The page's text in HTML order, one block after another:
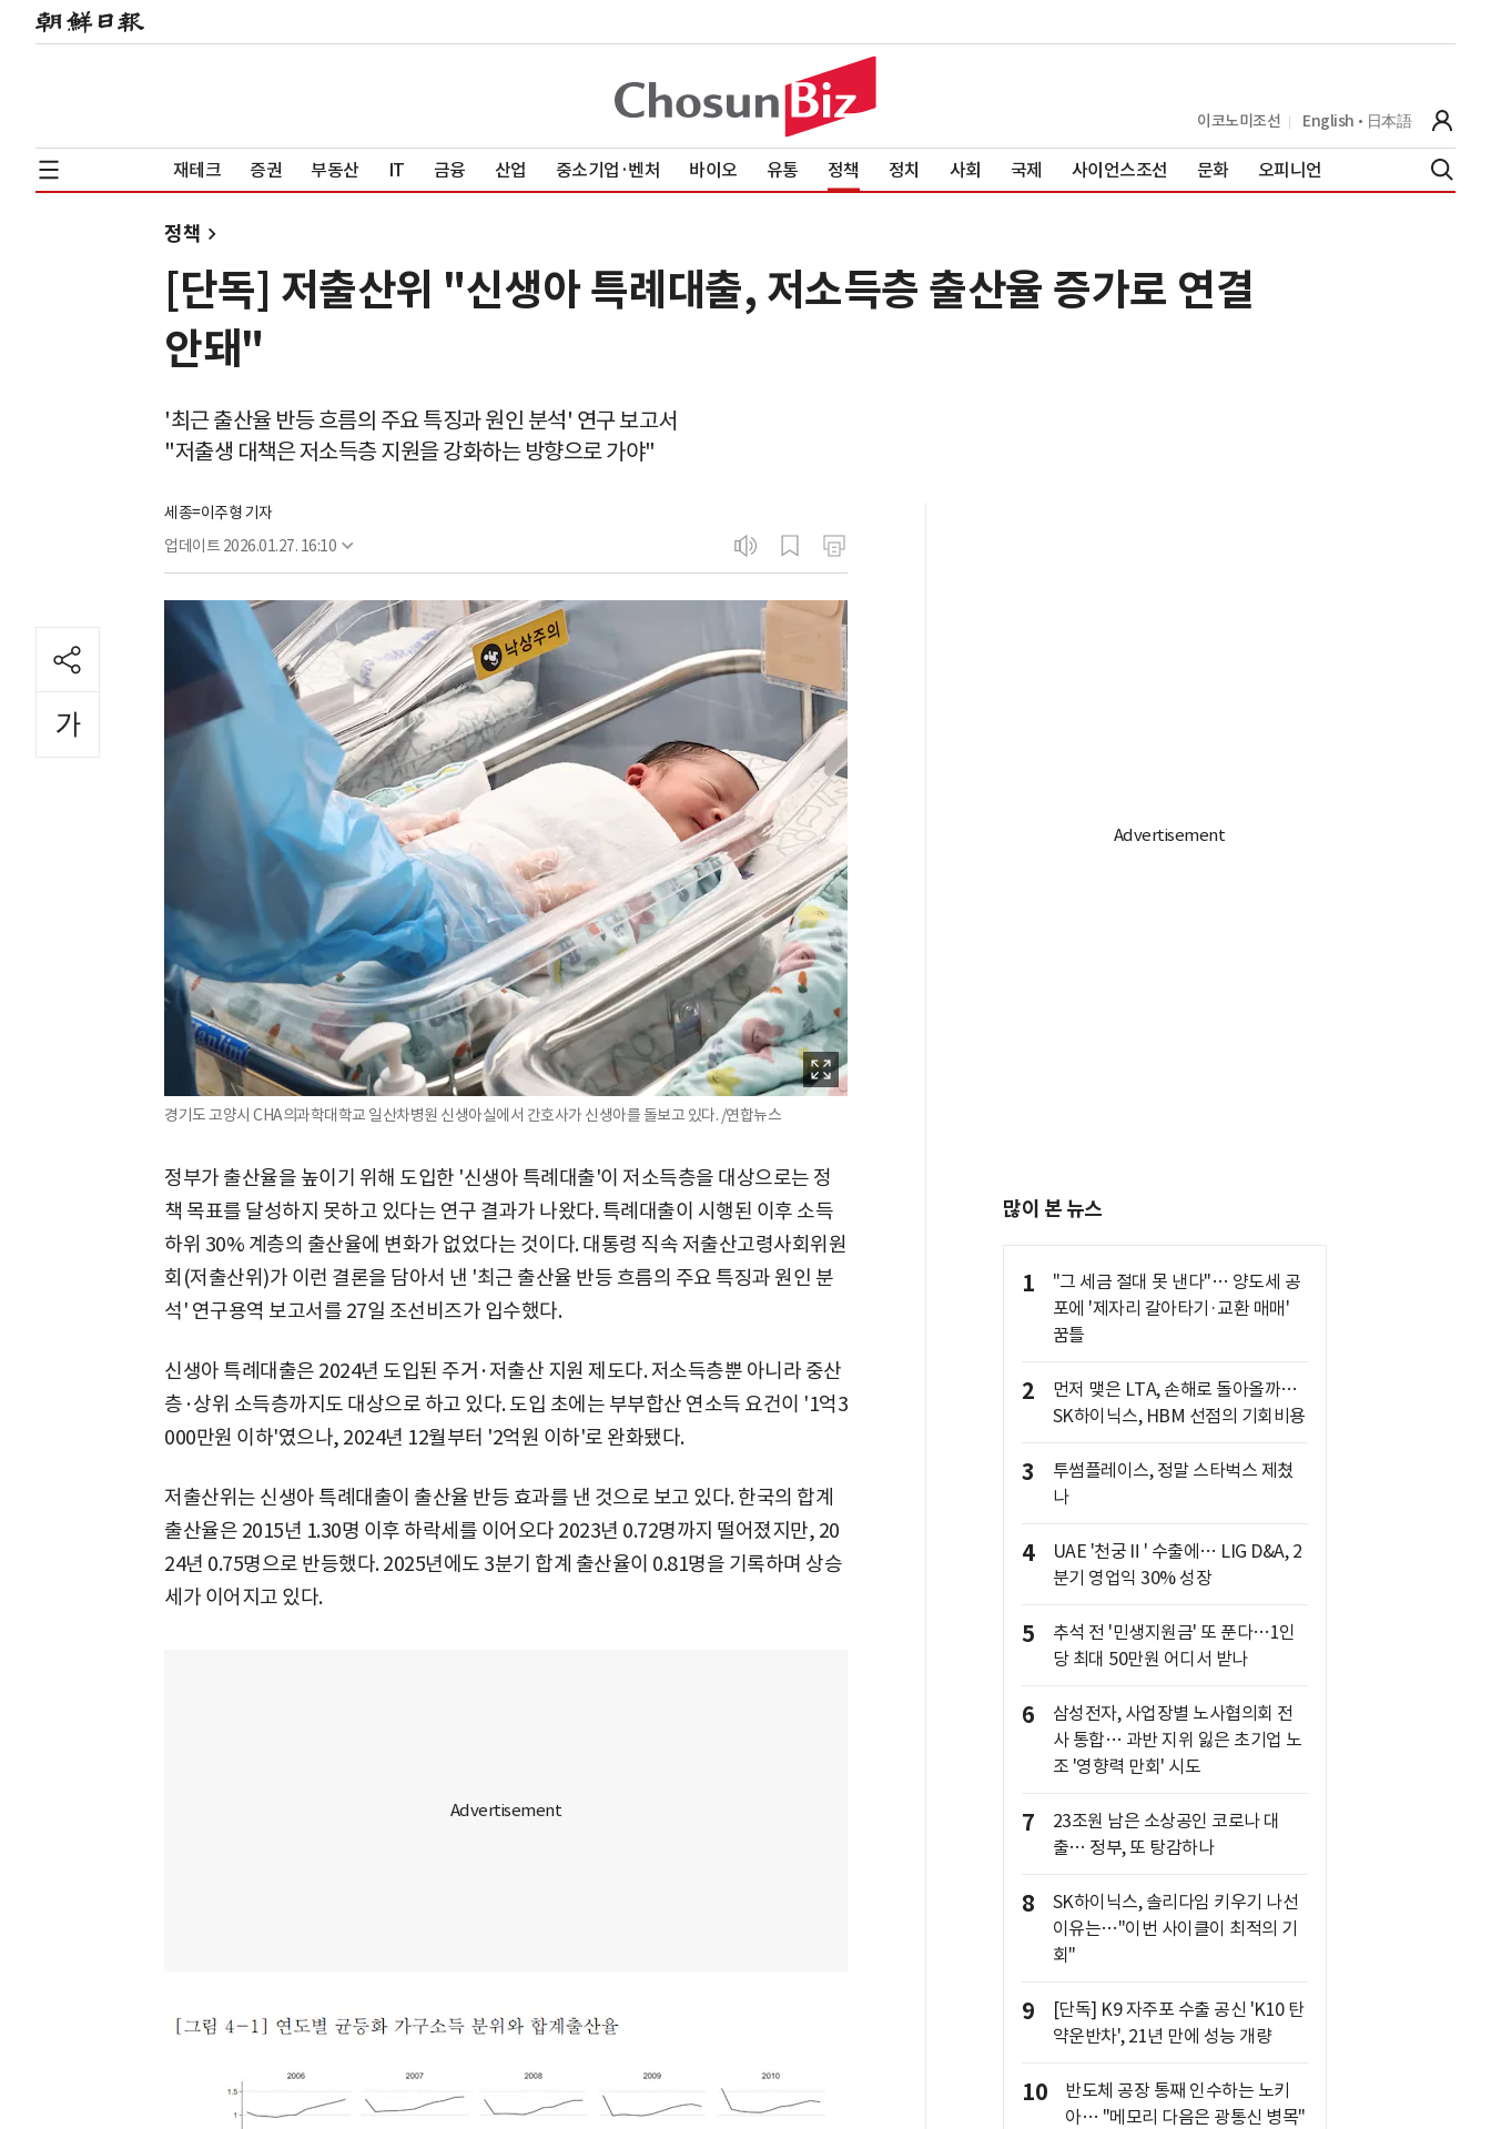
이코노미조선 English 日本語
재테크 증권 부동산 IT 금융 산업 중소기업·벤처 바이오 유통 정책 정치 사회 국제 사이언스조선 문화 오피니언
정책
[단독] 저출산위 "신생아 특례대출, 저소득층 출산율 증가로 연결
안돼"
'최근 출산율 반등 흐름의 주요 특징과 원인 분석' 연구 보고서
"저출생 대책은 저소득층 지원을 강화하는 방향으로 가야"
세종=이주형 기자
업데이트 2026.01.27. 16:10
경기도 고양시 CHA의과학대학교 일산차병원 신생아실에서 간호사가 신생아를 돌보고 있다. /연합뉴스
정부가 출산율을 높이기 위해 도입한 '신생아 특례대출'이 저소득층을 대상으로는 정
책 목표를 달성하지 못하고 있다는 연구 결과가 나왔다. 특례대출이 시행된 이후 소득
하위 30% 계층의 출산율에 변화가 없었다는 것이다. 대통령 직속 저출산고령사회위원
회(저출산위)가 이런 결론을 담아서 낸 '최근 출산율 반등 흐름의 주요 특징과 원인 분
석' 연구용역 보고서를 27일 조선비즈가 입수했다.
신생아 특례대출은 2024년 도입된 주거·저출산 지원 제도다. 저소득층뿐 아니라 중산
층·상위 소득층까지도 대상으로 하고 있다. 도입 초에는 부부합산 연소득 요건이 '1억3
000만원 이하'였으나, 2024년 12월부터 '2억원 이하'로 완화됐다.
저출산위는 신생아 특례대출이 출산율 반등 효과를 낸 것으로 보고 있다. 한국의 합계
출산율은 2015년 1.30명 이후 하락세를 이어오다 2023년 0.72명까지 떨어졌지만, 20
24년 0.75명으로 반등했다. 2025년에도 3분기 합계 출산율이 0.81명을 기록하며 상승
세가 이어지고 있다.
많이 본 뉴스
1
"그 세금 절대 못 낸다"… 양도세 공
포에 '제자리 갈아타기·교환 매매'
꿈틀
2
먼저 맺은 LTA, 손해로 돌아올까…
SK하이닉스, HBM 선점의 기회비용
3
투썸플레이스, 정말 스타벅스 제쳤
나
4
UAE '천궁Ⅱ' 수출에… LIG D&A, 2
분기 영업익 30% 성장
5
추석 전 '민생지원금' 또 푼다…1인
당 최대 50만원 어디서 받나
6
삼성전자, 사업장별 노사협의회 전
사 통합… 과반 지위 잃은 초기업 노
조 '영향력 만회' 시도
7
23조원 남은 소상공인 코로나 대
출… 정부, 또 탕감하나
8
SK하이닉스, 솔리다임 키우기 나선
이유는…"이번 사이클이 최적의 기
회"
9
[단독] K9 자주포 수출 공신 'K10 탄
약운반차', 21년 만에 성능 개량
10
반도체 공장 통째 인수하는 노키
아… "메모리 다음은 광통신 병목"